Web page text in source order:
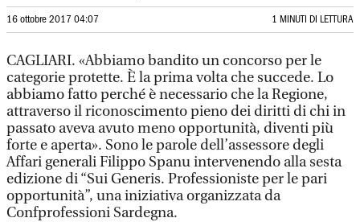
16 ottobre 2017 04:07 1 MINUTI DI LETTURA
CAGLIARI. «Abbiamo bandito un concorso per le
categorie protette. È la prima volta che succede. Lo
abbiamo fatto perché è necessario che la Regione,
attraverso il riconoscimento pieno dei diritti di chi in
passato aveva avuto meno opportunità, diventi più
forte e aperta». Sono le parole dell’assessore degli
Affari generali Filippo Spanu intervenendo alla sesta
edizione di “Sui Generis. Professioniste per le pari
opportunità”, una iniziativa organizzata da
Confprofessioni Sardegna.